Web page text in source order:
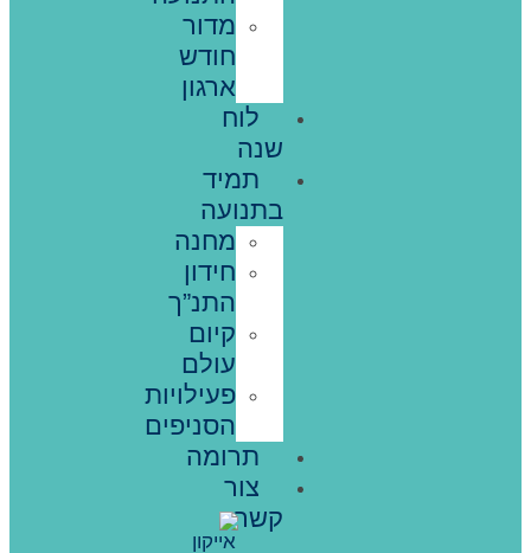
מדור
חודש
ארגון
לוח
שנה
תמיד
בתנועה
מחנה
חידון
התנ”ך
קיום
עולם
פעילויות
הסניפים
תרומה
צור
קשר